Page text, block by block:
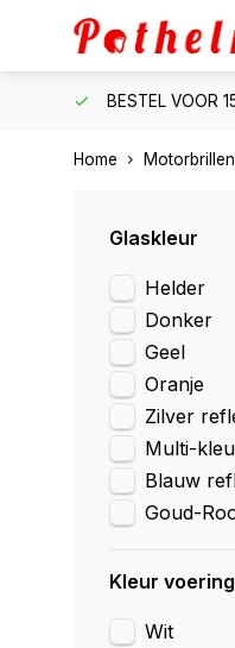
BESTEL VOOR
Home Motorbrillen
Glaskleur
Helder
Donker
Geel
Oranje
Zilver
Multi-
Blauw
Goud-
Kleur voering
Wit